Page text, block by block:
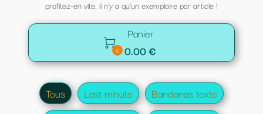
profitez-en vite, il n'y a qu'un exemplaire par article !

0
Panier
0.00 €
Tous Last minute
Bandanas texte